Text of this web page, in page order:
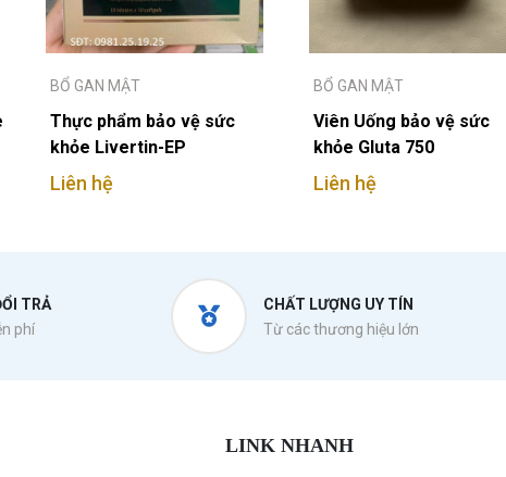
BỔ GAN MẬT
Thực phẩm bảo vệ sức
khỏe Livertin-EP
Liên hệ
BỔ GAN MẬT
Viên Uống bảo vệ sức
khỏe Gluta 750
Liên hệ
TRẢ
phí
CHẤT LƯỢNG UY TÍN
Từ các thương hiệu lớn
LINK NHANH